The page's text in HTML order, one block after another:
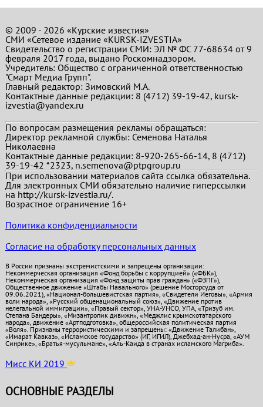
© 2009 - 2026 «Курские известия»
СМИ «Сетевое издание «KURSK-IZVESTIA»
Свидетельство о регистрации СМИ: ЭЛ № ФС 77-68634 от 9
февраля 2017 года, выдано Роскомнадзором.
Учредитель: Общество с ограниченной ответственностью
"Смарт Медиа Групп".
Главный редактор:Зимовский М.А.
Контактные данные редакции: 8 (4712) 39-19-42, kursk-
izvestia@yandex.ru
По вопросам размещения рекламы обращаться:
Директор рекламной службы: Семенова Наталья
Николаевна
Контактные данные редакции: 8-920-265-66-14, 8 (4712)
39-19-42 *2323, n.semenova@ptpgroup.ru
При использовании материалов сайта ссылка обязательна.
Для электронных СМИ обязательно наличие гиперссылки
на http://kursk-izvestia.ru/.
Возрастное ограничение 16+
Политика конфиденциальности
Согласие на обработку персональных данных
В России признаны экстремистскими и запрещены организации:
Некоммерческая организация «Фонд борьбы с коррупцией» («ФБК»),
Некоммерческая организация «Фонд защиты прав граждан» («ФЗПГ»),
Общественное движение «Штабы Навального» (решение Мосгорсуда от
09.06.2021), «Национал-большевистская партия», «Свидетели Иеговы», «Армия
воли народа», «Русский общенациональный союз», «Движение против
нелегальной иммиграции», «Правый сектор», УНА-УНСО, УПА, «Тризуб им.
Степана Бандеры», «Мизантропик дивижн», «Меджлис крымскотатарского
народа», движение «Артподготовка», общероссийская политическая партия
«Воля». Признаны террористическими и запрещены: «Движение Талибан»,
«Имарат Кавказ», «Исламское государство» (ИГ, ИГИЛ), Джебхад-ан-Нусра, «АУМ
Синрике», «Братья-мусульмане», «Аль-Каида в странах исламского Магриба».
Мисс КИ 2019
ОСНОВНЫЕ РАЗДЕЛЫ